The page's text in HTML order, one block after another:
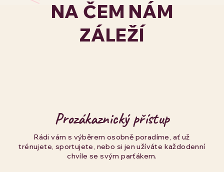
NA ČEM NÁM
ZÁLEŽÍ
Prozákaznický přístup
Rádi vám s výběrem osobně poradíme, ať už
trénujete, sportujete, nebo si jen užíváte každodenní
chvíle se svým parťákem.